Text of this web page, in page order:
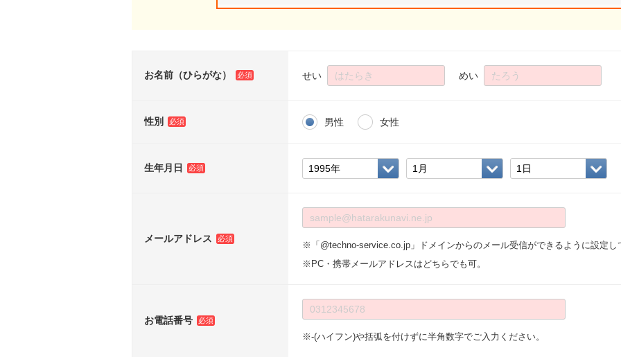
お名前（ひらがな） せい めい
性別 男性 女性
生年月日
メールアドレス
※「@techno-service.co.jp」ドメインからのメール受信ができるように設定し
※PC・携帯メールアドレスはどちらでも可。
お電話番号
※-(ハイフン)や括弧を付けずに半角数字でご入力ください。